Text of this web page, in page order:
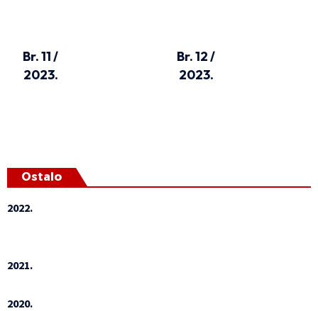
Br. 11 /
2023.
Br. 12 /
2023.
Ostalo
2022.
2021.
2020.